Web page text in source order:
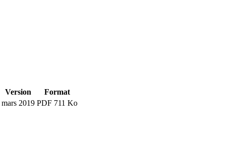
Version
Format
mars 2019 PDF 711 Ko